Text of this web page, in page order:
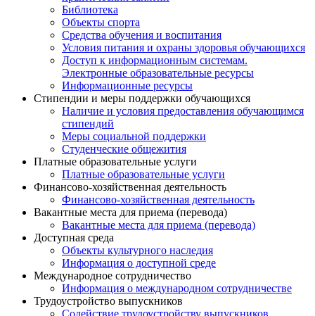
Библиотека
Объекты спорта
Средства обучения и воспитания
Условия питания и охраны здоровья обучающихся
Доступ к информационным системам.
Электронные образовательные ресурсы
Информационные ресурсы
Стипендии и меры поддержки обучающихся
Наличие и условия предоставления обучающимся
стипендий
Меры социальной поддержки
Студенческие общежития
Платные образовательные услуги
Платные образовательные услуги
Финансово-хозяйственная деятельность
Финансово-хозяйственная деятельность
Вакантные места для приема (перевода)
Вакантные места для приема (перевода)
Доступная среда
Объекты культурного наследия
Информация о доступной среде
Международное сотрудничество
Информация о международном сотрудничестве
Трудоустройство выпускников
Содействие трудоустройству выпускников